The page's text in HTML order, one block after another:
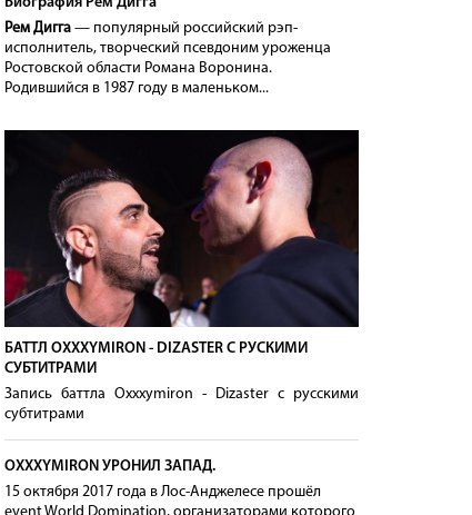
Рем Дигга— популярный российский рэп-
исполнитель, творческий псевдоним уроженца
Ростовской области Романа Воронина.
Родившийся в 1987 году в маленьком...
БАТТЛ OXXXYMIRON - DIZASTER С РУСКИМИ
СУБТИТРАМИ
Запись баттла Oxxxymiron - Dizaster с русскими
субтитрами
OXXXYMIRON УРОНИЛ ЗАПАД.
15 октября 2017 года в Лос-Анджелесе прошёл